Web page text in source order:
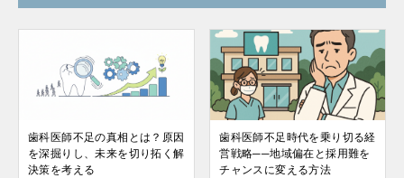
歯科医師不足の真相とは？原因
を深掘りし、未来を切り拓く解
決策を考える
歯科医師不足時代を乗り切る経
営戦略──地域偏在と採用難を
チャンスに変える方法